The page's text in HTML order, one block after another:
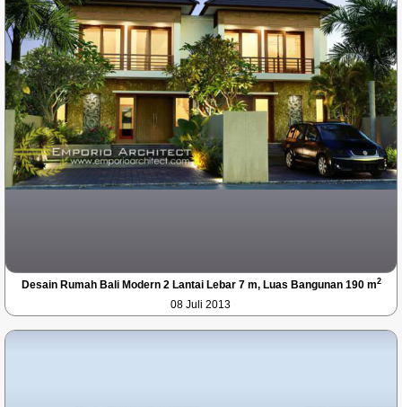
Desain Rumah Bali Modern 2 Lantai Lebar 7 m, Luas Bangunan 190 m2
08 Juli 2013